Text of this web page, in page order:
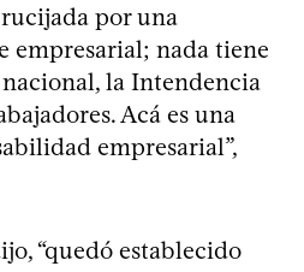
por una
empresarial; nada tiene
la Intendencia
Acá es una
empresarial”,
“quedó establecido